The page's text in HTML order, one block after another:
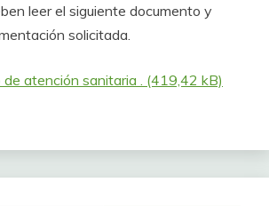
leer el siguiente documento y
solicitada.
atención sanitaria .